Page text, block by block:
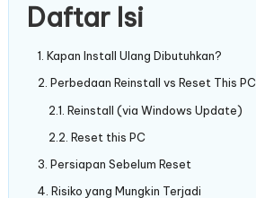
Daftar Isi
Kapan Install Ulang Dibutuhkan?
Perbedaan Reinstall vs Reset This PC
Reinstall (via Windows Update)
Reset this PC
Persiapan Sebelum Reset
Risiko yang Mungkin Terjadi